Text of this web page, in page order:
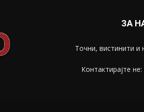
ЗА
Точни, вистинити и
Контактирајте не: